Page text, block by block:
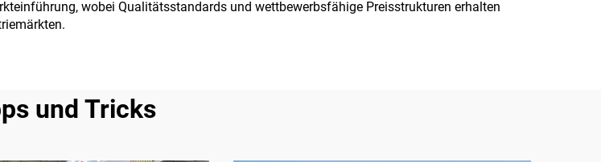
wobei Qualitätsstandards und wettbewerbsfähige Preisstrukturen erhalten
und Tricks